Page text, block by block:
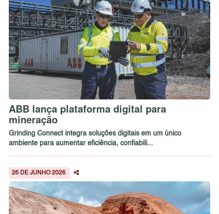
ABB lança plataforma digital para
mineração
Grinding Connect integra soluções digitais em um único
ambiente para aumentar eficiência, confiabili...
26 DE JUNHO 2026